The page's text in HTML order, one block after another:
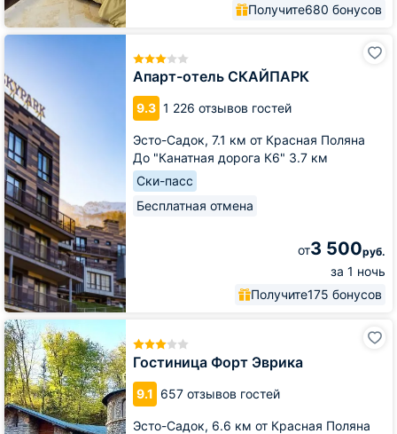
Получите680 бонусов
Апарт-отель СКАЙПАРК
9.3 1 226 отзывов гостей
Эсто-Садок, 7.1 км от Красная Поляна
До "Канатная дорога К6" 3.7 км
Ски-пасс
Бесплатная отмена
от3 500руб.
за 1 ночь
Получите175 бонусов
Апарт-
СКАЙПАРК
Гостиница Форт Эврика
9.1 657 отзывов гостей
Эсто-Садок, 6.6 км от Красная Поляна
Гостиница
Форт
Эврика